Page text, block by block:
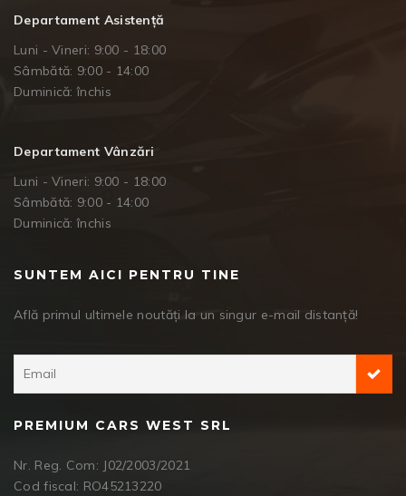
Departament Asistență
Luni - Vineri: 9:00 - 18:00
Sâmbătă: 9:00 - 14:00
Duminică: închis
Departament Vânzări
Luni - Vineri: 9:00 - 18:00
Sâmbătă: 9:00 - 14:00
Duminică: închis
SUNTEM AICI PENTRU TINE
Află primul ultimele noutăți la un singur e-mail distanță!
PREMIUM CARS WEST SRL
Nr. Reg. Com: J02/2003/2021
Cod fiscal: RO45213220